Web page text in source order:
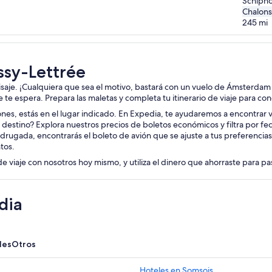
245 mi
Lettrée
¡Cualquiera que sea el motivo, bastará con un vuelo de
te espera. Prepara las maletas y completa tu itinerario de viaje para
estás en el lugar indicado. En Expedia, te ayudaremos a encontrar
Explora nuestros precios de boletos económicos y filtra por
encontrarás el boleto de avión que se ajuste a tus
viaje con nosotros hoy mismo, y utiliza el dinero que ahorraste para
Otros